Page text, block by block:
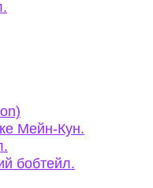
Мейн-Кун.
бобтейл.